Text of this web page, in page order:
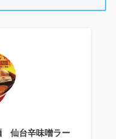
仙台辛味噌ラー